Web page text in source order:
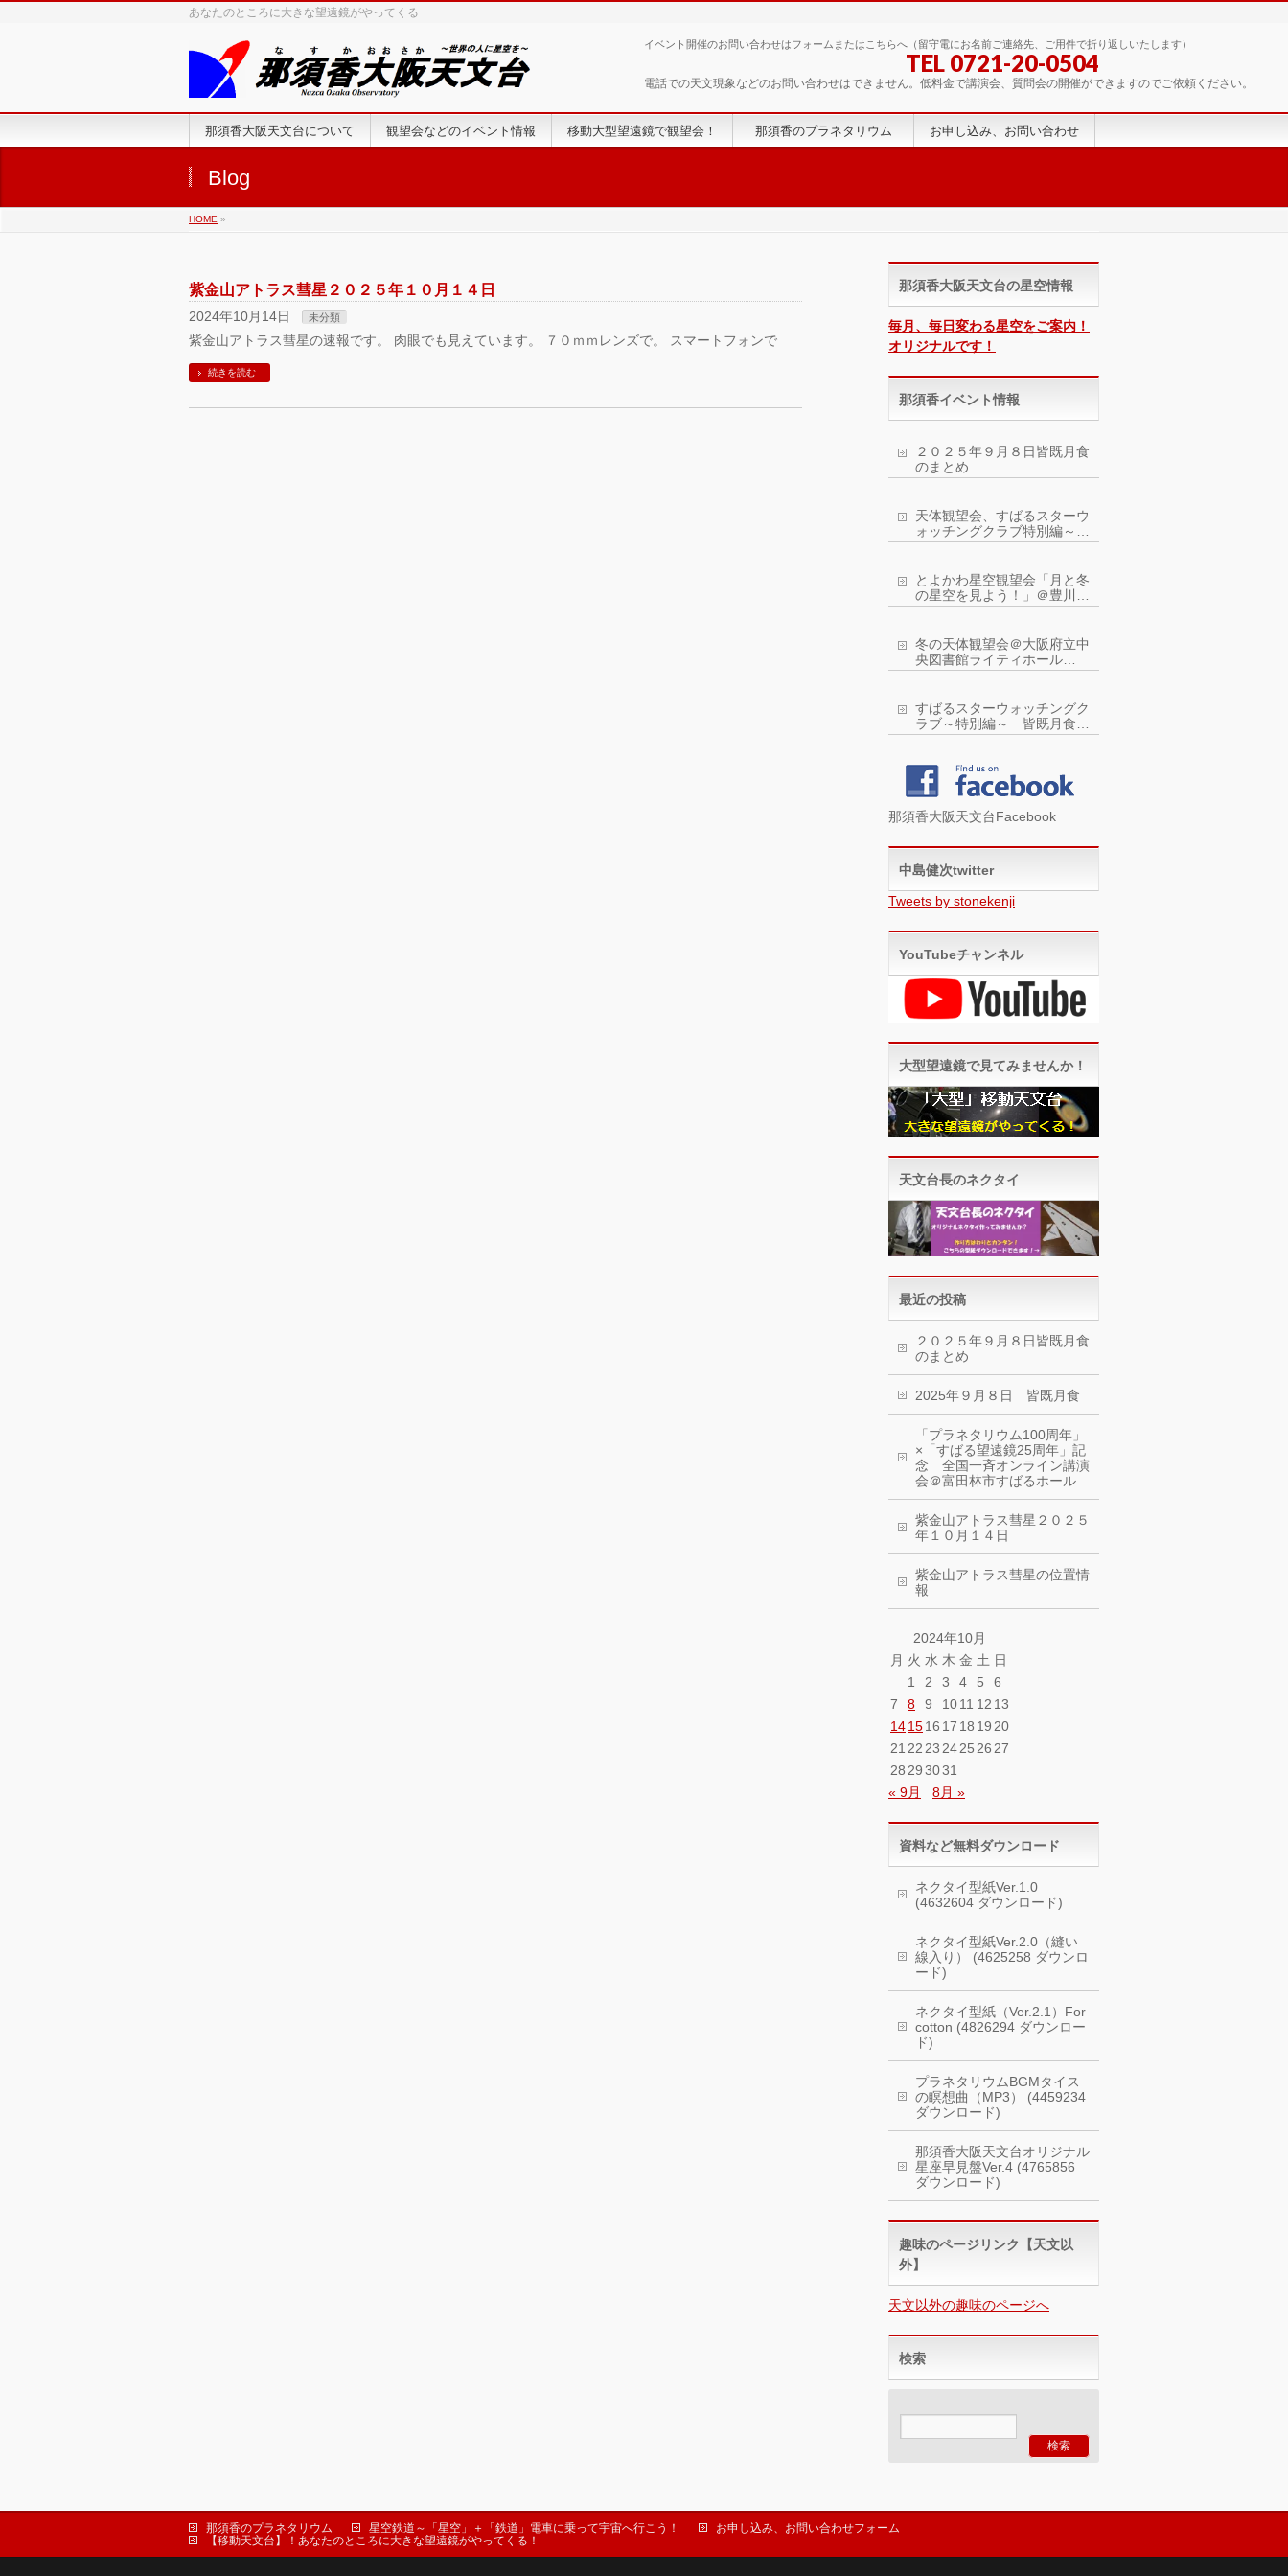
あなたのところに大きな望遠鏡がやってくる
イベント開催のお問い合わせはフォームまたはこちらへ（留守電にお名前ご連絡先、ご用件で折り返しいたします）
TEL 0721-20-0504
電話での天文現象などのお問い合わせはできません。低料金で講演会、質問会の開催ができますのでご依頼ください。
那須香大阪天文台について 観望会などのイベント情報 移動大型望遠鏡で観望会！ 那須香のプラネタリウム お申し込み、お問い合わせ
Blog
HOME »
紫金山アトラス彗星２０２５年１０月１４日
2024年10月14日 未分類
紫金山アトラス彗星の速報です。 肉眼でも見えています。 ７０ｍｍレンズで。 スマートフォンで
続きを読む
那須香大阪天文台の星空情報
毎月、毎日変わる星空をご案内！
オリジナルです！
那須香イベント情報
２０２５年９月８日皆既月食
のまとめ
天体観望会、すばるスターウ
ォッチングクラブ特別編～皆
既月食を観察しよう！
とよかわ星空観望会「月と冬
の星空を見よう！」＠豊川市
ジオスペース館：令和４年２
冬の天体観望会＠大阪府立中
央図書館ライティホール
2022年2月11日（金・祝）
すばるスターウォッチングク
ラブ～特別編～ 皆既月食に
近い？！部分月食を観察しよ
那須香大阪天文台Facebook
中島健次twitter
Tweets by stonekenji
YouTubeチャンネル
大型望遠鏡で見てみませんか！
天文台長のネクタイ
最近の投稿
２０２５年９月８日皆既月食
のまとめ
2025年９月８日 皆既月食
「プラネタリウム100周年」
×「すばる望遠鏡25周年」記
念 全国一斉オンライン講演
会＠富田林市すばるホール
紫金山アトラス彗星２０２５
年１０月１４日
紫金山アトラス彗星の位置情
報
2024年10月
月 火 水 木 金 土 日
1
2 3 4 5
6
7
8 9 1011 12 13
141516 17 18 19 20
21 22 23 2425 26 27
28 293031
« 9月
8月 »
資料など無料ダウンロード
ネクタイ型紙Ver.1.0
(4632604 ダウンロード)
ネクタイ型紙Ver.2.0（縫い
線入り） (4625258 ダウンロ
ード)
ネクタイ型紙（Ver.2.1）For
cotton (4826294 ダウンロー
ド)
プラネタリウムBGMタイス
の瞑想曲（MP3） (4459234
ダウンロード)
那須香大阪天文台オリジナル
星座早見盤Ver.4 (4765856
ダウンロード)
趣味のページリンク【天文以
外】
天文以外の趣味のページへ
検索
那須香のプラネタリウム 星空鉄道～「星空」＋「鉄道」電車に乗って宇宙へ行こう！
お申し込み、お問い合わせフォーム
【移動天文台】！あなたのところに大きな望遠鏡がやってくる！